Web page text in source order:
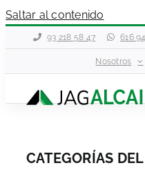
Saltar al contenido
93 218 58 47 616
Nosotros
CATEGORÍAS